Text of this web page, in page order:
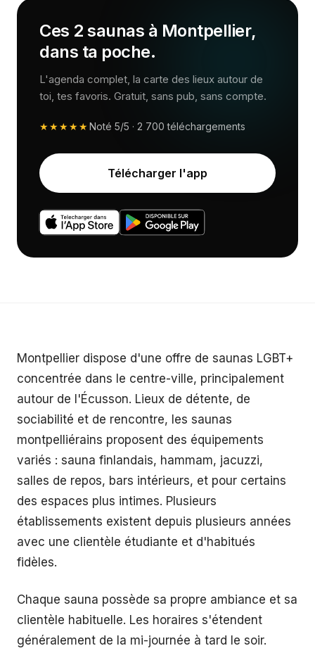
Ces 2 saunas à Montpellier,
dans ta poche.
L'agenda complet, la carte des lieux autour de
toi, tes favoris. Gratuit, sans pub, sans compte.
★★★★★Noté 5/5 · 2 700 téléchargements
Télécharger l'app
Montpellier dispose d'une offre de saunas LGBT+
concentrée dans le centre-ville, principalement
autour de l'Écusson. Lieux de détente, de
sociabilité et de rencontre, les saunas
montpelliérains proposent des équipements
variés : sauna finlandais, hammam, jacuzzi,
salles de repos, bars intérieurs, et pour certains
des espaces plus intimes. Plusieurs
établissements existent depuis plusieurs années
avec une clientèle étudiante et d'habitués
fidèles.
Chaque sauna possède sa propre ambiance et sa
clientèle habituelle. Les horaires s'étendent
généralement de la mi-journée à tard le soir.